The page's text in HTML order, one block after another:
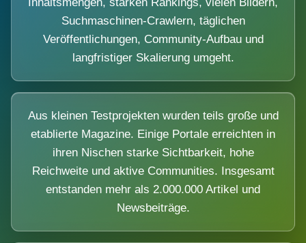
Inhaltsmengen, starken Rankings, vielen Bildern,
Suchmaschinen-Crawlern, täglichen
Veröffentlichungen, Community-Aufbau und
langfristiger Skalierung umgeht.
Aus kleinen Testprojekten wurden teils große und
etablierte Magazine. Einige Portale erreichten in
ihren Nischen starke Sichtbarkeit, hohe
Reichweite und aktive Communities. Insgesamt
entstanden mehr als 2.000.000 Artikel und
Newsbeiträge.